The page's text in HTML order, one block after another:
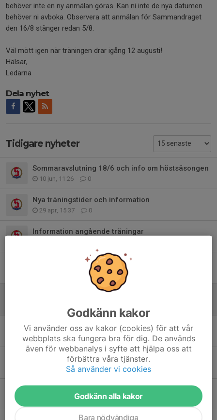
behöver inte en ny anmälan göras. Kan ni inte de nya datumen
behöver ni avboka. Observera att anmälan för Sammandraget
den 16/8 stänger redan 5/8.
Väl mött igen när träningen drar igång 12 augusti!
Hälsar,
Ledarna
Dela nyhet
Tidigare nyheter
Sommaravslutning 18/6 och info om höstsäsongen
10 jun, 11:26 0
Nya träningstider och information
29 apr, 15:37 0
Information angående träningar
Inomhustiderna är här - start nu på lördag 1/11
Ändrade dagar för sammandragen
Vårens sista träning och inför höstsäsongen
17 jun 2025 0
10 apr 2025 0
0
Godkänn kakor
Vi använder oss av kakor (cookies) för att vår
webbplats ska fungera bra för dig. De används
även för webbanalys i syfte att hjälpa oss att
förbättra våra tjänster.
Så använder vi cookies
Godkänn alla kakor
Bara nödvändiga